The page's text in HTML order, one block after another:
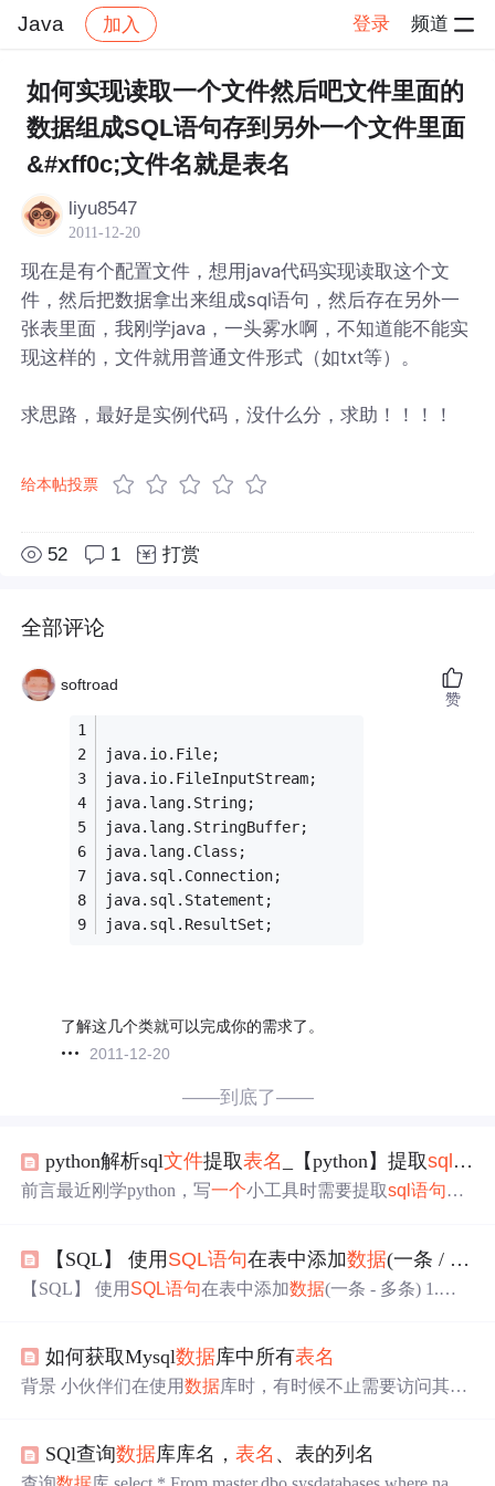
Java 加入 登录 频道
社区 Java 帖子详情
如何实现读取一个文件然后吧文件里面的
数据组成SQL语句存到另外一个文件里面
&#xff0c;文件名就是表名
liyu8547
2011-12-20
现在是有个配置文件，想用java代码实现读取这个文
件，然后把数据拿出来组成sql语句，然后存在另外一
张表里面，我刚学java，一头雾水啊，不知道能不能实
现这样的，文件就用普通文件形式（如txt等）。
求思路，最好是实例代码，没什么分，求助！！！！
给本帖投票
52 1 打赏
全部评论
softroad
java.io.File;
java.io.FileInputStream;
java.lang.String;
java.lang.StringBuffer;
java.lang.Class;
java.sql.Connection;
java.sql.Statement;
java.sql.ResultSet;
了解这几个类就可以完成你的需求了。
2011-12-20
赞
——到底了——
python解析sql文件提取表名 _【python】提取sql语句
前言最近刚学python，写一个小工具时需要提取sql语句中
as lex, redef extract_table_name_from_sql(sql_str):# remove the
/* */ commentsq = re.sub(r"/\*[^*]*\*+(?:[...
【SQL】 使用 SQL语句在表中添加数据(一条 / 多条)
【SQL】 使用 SQL语句在表中添加数据(一条 - 多条) 1.单
e) value('2020-01-23', '张三 ','1','88'); 2.多条
名（字段名1，字段名2）values(值a1，值b1), (值a2,值b2);
如何获取Mysql数据库中所有表名
背景 小伙伴们在使用数据库时，有时候不止需要访问其中
from数据库名 代码 using System; using System.Collections.G
eneric; using System.Linq; using System.Text; using System.T...
SQl查询数据库库名，表名 、表的列名